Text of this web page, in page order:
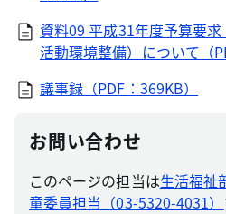
資料09 平成31年度予算要
活動環境整備）について（
議事録（PDF：369KB）
お問い合わせ
このページの担当は生活福祉
童委員担当（03-5320-4031）